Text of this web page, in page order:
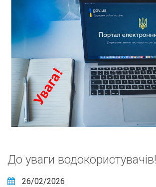
До уваги водокористувачів!
26/02/2026